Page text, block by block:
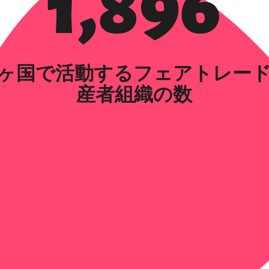
国で活動するフェアトレー
産者組織の数